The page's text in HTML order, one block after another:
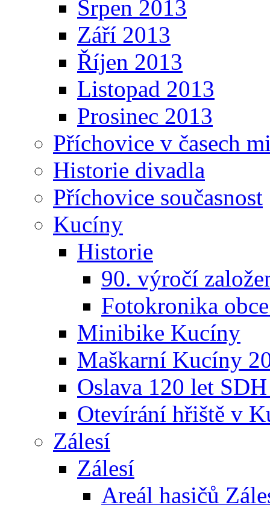
Srpen 2013
Září 2013
Říjen 2013
Listopad 2013
Prosinec 2013
Příchovice v časech
Historie divadla
Příchovice současnost
Kucíny
Historie
90. výročí
Fotokronika
Minibike Kucíny
Maškarní Kucíny
Oslava 120 let
Otevírání hřiště v
Zálesí
Zálesí
Areál hasičů